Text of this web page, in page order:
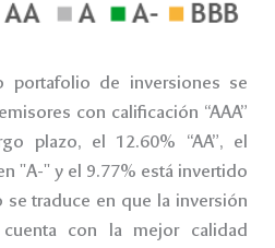
de inversiones se
con calificación “AAA”
plazo, el 12.60% “AA”, el
"A-" y el 9.77% está invertido
se traduce en que la inversión
con la mejor calidad